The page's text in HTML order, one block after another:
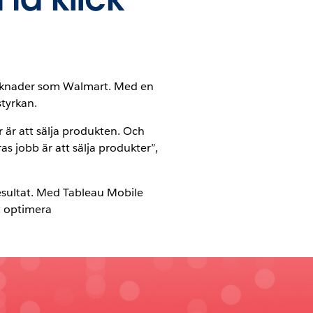
som Walmart. Med en
är att sälja produkten. Och
jobb är att sälja produkter”,
Med Tableau Mobile
optimera